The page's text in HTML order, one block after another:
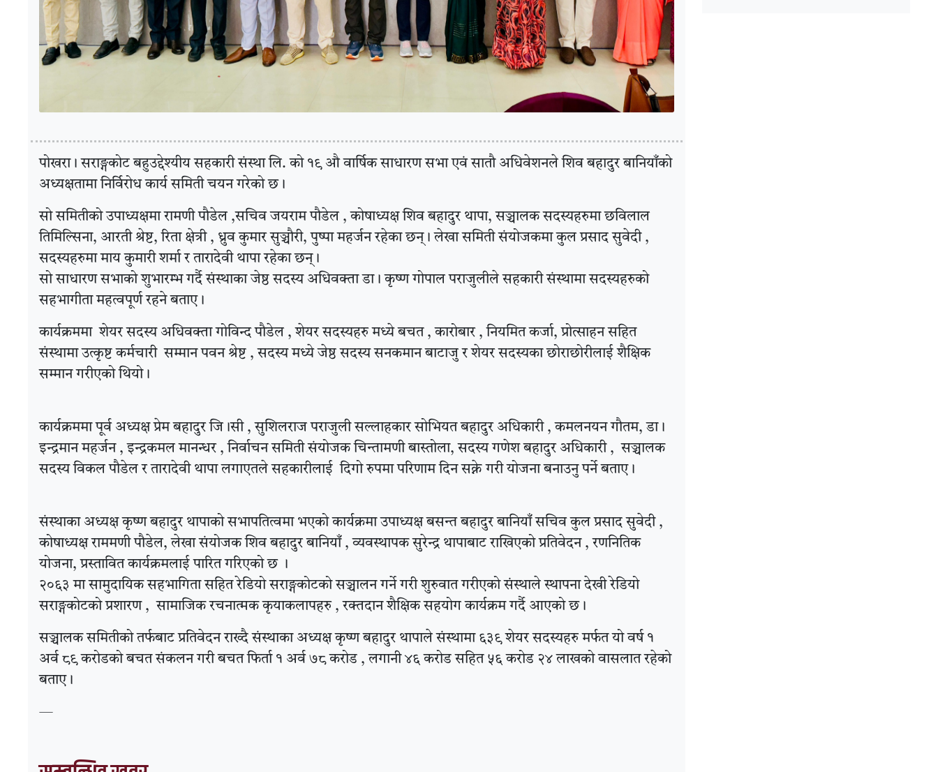
पोखरा । सराङ्गकोट बहुउद्देश्यीय सहकारी संस्था लि. को १९ औ वार्षिक साधारण सभा एवं सातौ अधिवेशनले शिव बहादुर बानियाँको
अध्यक्षतामा निर्विरोध कार्य समिती चयन गरेको छ ।
सो समितीको उपाध्यक्षमा रामणी पौडेल ,सचिव जयराम पौडेल , कोषाध्यक्ष शिव बहादुर थापा, सञ्चालक सदस्यहरुमा छविलाल
तिमिल्सिना, आरती श्रेष्ट, रिता क्षेत्री , ध्रुव कुमार सुञ्चौरी, पुष्पा महर्जन रहेका छन् । लेखा समिती संयोजकमा कुल प्रसाद सुवेदी ,
सदस्यहरुमा माय कुमारी शर्मा र तारादेवी थापा रहेका छन् ।
सो साधारण सभाको शुभारम्भ गर्दै संस्थाका जेष्ठ सदस्य अधिवक्ता डा। कृष्ण गोपाल पराजुलीले सहकारी संस्थामा सदस्यहरुको
सहभागीता महत्वपूर्ण रहने बताए ।
कार्यक्रममा शेयर सदस्य अधिवक्ता गोविन्द पौडेल , शेयर सदस्यहरु मध्ये बचत , कारोबार , नियमित कर्जा, प्रोत्साहन सहित
संस्थामा उत्कृष्ट कर्मचारी सम्मान पवन श्रेष्ट , सदस्य मध्ये जेष्ठ सदस्य सनकमान बाटाजु र शेयर सदस्यका छोराछोरीलाई शैक्षिक
सम्मान गरीएको थियो ।
कार्यक्रममा पूर्व अध्यक्ष प्रेम बहादुर जि।सी , सुशिलराज पराजुली सल्लाहकार सोभियत बहादुर अधिकारी , कमलनयन गौतम, डा।
इन्द्रमान महर्जन , इन्द्रकमल मानन्धर , निर्वाचन समिती संयोजक चिन्तामणी बास्तोला, सदस्य गणेश बहादुर अधिकारी , सञ्चालक
सदस्य विकल पौडेल र तारादेवी थापा लगाएतले सहकारीलाई दिगो रुपमा परिणाम दिन सक्ने गरी योजना बनाउनु पर्ने बताए ।
संस्थाका अध्यक्ष कृष्ण बहादुर थापाको सभापतित्वमा भएको कार्यक्रमा उपाध्यक्ष बसन्त बहादुर बानियाँ सचिव कुल प्रसाद सुवेदी ,
कोषाध्यक्ष राममणी पौडेल, लेखा संयोजक शिव बहादुर बानियाँ , व्यवस्थापक सुरेन्द्र थापाबाट राखिएको प्रतिवेदन , रणनितिक
योजना, प्रस्तावित कार्यक्रमलाई पारित गरिएको छ ।
२०६३ मा सामुदायिक सहभागिता सहित रेडियो सराङ्गकोटको सञ्चालन गर्ने गरी शुरुवात गरीएको संस्थाले स्थापना देखी रेडियो
सराङ्गकोटको प्रशारण , सामाजिक रचनात्मक कृयाकलापहरु , रक्तदान शैक्षिक सहयोग कार्यक्रम गर्दै आएको छ ।
सञ्चालक समितीको तर्फबाट प्रतिवेदन राख्दै संस्थाका अध्यक्ष कृष्ण बहादुर थापाले संस्थामा ६३९ शेयर सदस्यहरु मर्फत यो वर्ष १
अर्व ८९ करोडको बचत संकलन गरी बचत फिर्ता १ अर्व ७८ करोड , लगानी ४६ करोड सहित ५६ करोड २४ लाखको वासलात रहेको
बताए।
—